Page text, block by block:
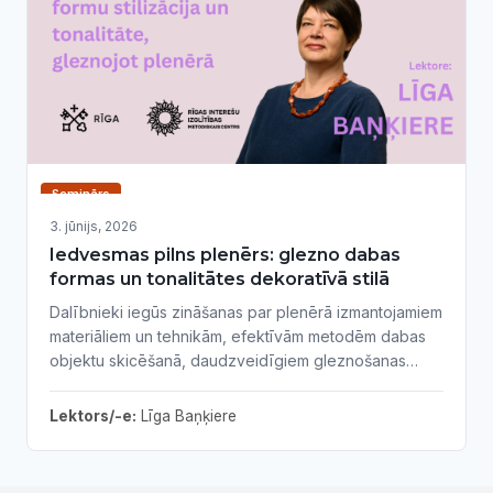
Seminārs
3. jūnijs, 2026
Iedvesmas pilns plenērs: glezno dabas
formas un tonalitātes dekoratīvā stilā
Dalībnieki iegūs zināšanas par plenērā izmantojamiem
materiāliem un tehnikām, efektīvām metodēm dabas
objektu skicēšanā, daudzveidīgiem gleznošanas
plānošanu. Nodarbība ietver praktiskus vingrinājumus,
Lektors/-e: Līga Baņķiere